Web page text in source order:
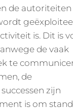
de autoriteiten
is. Dit is
de vaak
te
de
zijn
is om